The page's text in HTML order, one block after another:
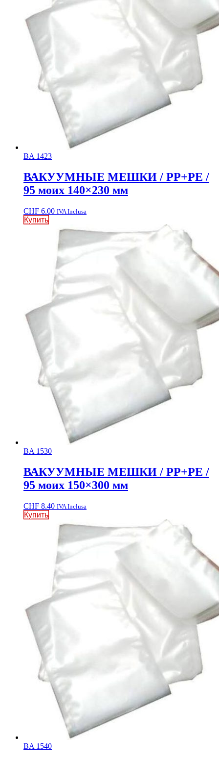
BA 1423
ВАКУУМНЫЕ МЕШКИ / PP+PE /
95 моих 140×230 мм
CHF 6.00 IVA Inclusa
Купить
BA 1530
ВАКУУМНЫЕ МЕШКИ / PP+PE /
95 моих 150×300 мм
CHF 8.40 IVA Inclusa
Купить
BA 1540